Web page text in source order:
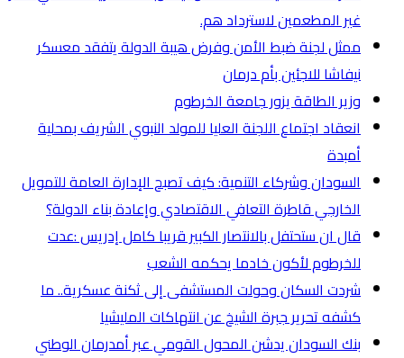
غير المطعمين لاسترداد هم.
ممثل لجنة ضبط الأمن وفرض هيبة الدولة يتفقد معسكر
نيفاشا للاجئين بأم درمان
وزير الطاقة يزور جامعة الخرطوم
انعقاد اجتماع اللجنة العليا للمولد النبوي الشريف بمحلية
أمبدة
السودان وشركاء التنمية: كيف تصبح الإدارة العامة للتمويل
الخارجي قاطرة التعافي الاقتصادي وإعادة بناء الدولة؟
قال ان ستحتفل بالانتصار الكبير قريبا كامل إدريس :عدت
للخرطوم لأكون خادما يحكمه الشعب
شردت السكان وحولت المستشفى إلى ثكنة عسكرية.. ما
كشفه تحرير جبرة الشيخ عن انتهاكات المليشيا
بنك السودان يدشن المحول القومي عبر أمدرمان الوطني